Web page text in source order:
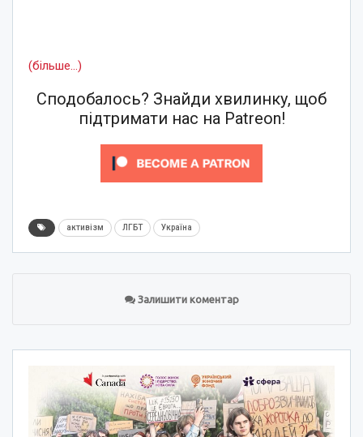
(більше…)
Сподобалось? Знайди хвилинку, щоб
підтримати нас на Patreon!
активізм ЛГБТ Україна
Залишити коментар